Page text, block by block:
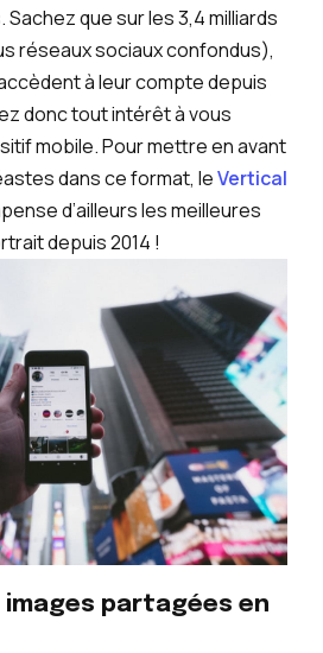
que sur les 3,4 milliards
réseaux sociaux confondus),
à leur compte depuis
donc tout intérêt à vous
mobile. Pour mettre en avant
dans ce format, leVertical
d’ailleurs les meilleures
depuis 2014 !
images partagées en